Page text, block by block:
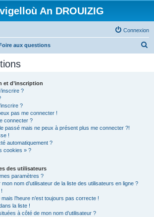
An DROUIZIG
Connexion
aux questions
et d’inscription
?
?
pas me connecter !
connecter ?
passé mais ne peux à présent plus me connecter ?!
!
automatiquement ?
cookies » ?
des utilisateurs
paramètres ?
nom d’utilisateur de la liste des utilisateurs en ligne ?
l’heure n’est toujours pas correcte !
la liste !
à côté de mon nom d’utilisateur ?